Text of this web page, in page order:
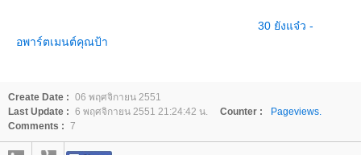
30 ยังแจ๋ว -
อพาร์ตเมนต์คุณป้า
Create Date : 06 พฤศจิกายน 2551
Last Update : 6 พฤศจิกายน 2551 21:24:42 น. Counter :
Pageviews.
Comments : 7